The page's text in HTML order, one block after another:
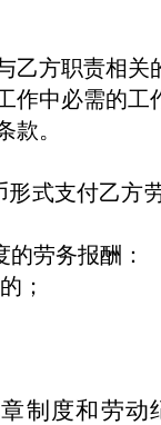
乙方职责相关
作中必需的工
款。
形式支付乙方
劳务报酬：
；
制度和劳动